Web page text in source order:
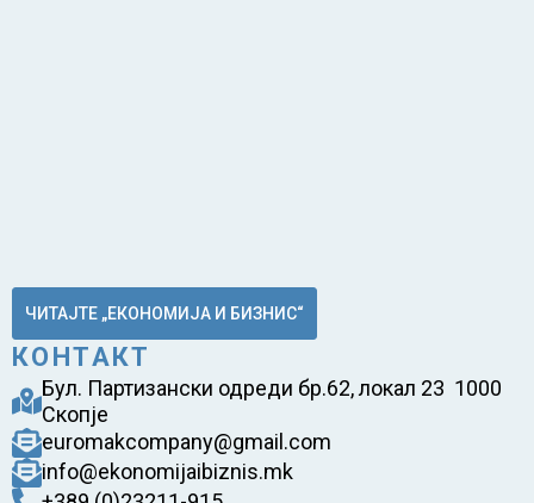
ЧИТАЈТЕ „ЕКОНОМИЈА И БИЗНИС“
КОНТАКТ
Бул. Партизански одреди бр.62, локал 23 1000
Скопје
euromakcompany@gmail.com
info@ekonomijaibiznis.mk